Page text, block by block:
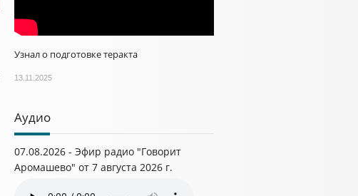
Узнал о подготовке теракта
13.11.2025
Аудио
07.08.2026 - Эфир радио "Говорит
Аромашево" от 7 августа 2026 г.